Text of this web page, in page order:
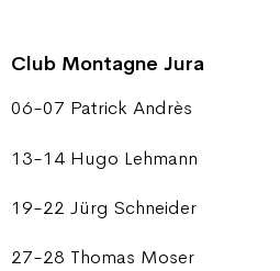
Club Montagne Jura
06-07 Patrick Andrès
13-14 Hugo Lehmann
19-22 Jürg Schneider
27-28 Thomas Moser